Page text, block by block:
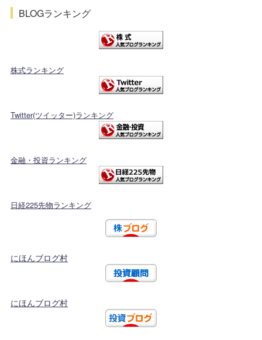
BLOGランキング
株式ランキング
Twitter(ツイッター)ランキング
金融・投資ランキング
日経225先物ランキング
にほんブログ村
にほんブログ村